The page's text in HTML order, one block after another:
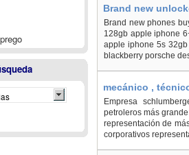
Brand new
Coruña,
Brand new phones
128gb apple iphone
apple iphone 5s
blackberry porsche
mecánico ,
consultor, las
Empresa
petroleros más
representación de
corporativos